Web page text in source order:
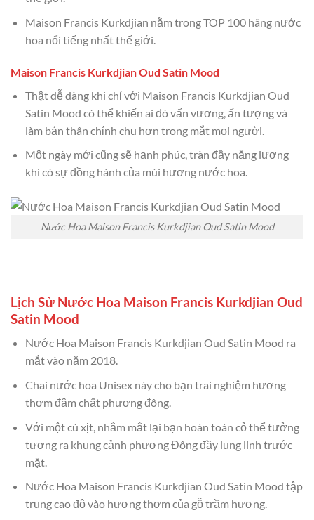
Maison Francis Kurkdjian nằm trong TOP 100 hãng nước
hoa nổi tiếng nhất thế giới.
Maison Francis Kurkdjian Oud Satin Mood
Thật dễ dàng khi chỉ với Maison Francis Kurkdjian Oud
Satin Mood có thể khiến ai đó vấn vương, ấn tượng và
làm bản thân chỉnh chu hơn trong mắt mọi người.
Một ngày mới cũng sẽ hạnh phúc, tràn đầy năng lượng
khi có sự đồng hành của mùi hương nước hoa.
Nước Hoa Maison Francis Kurkdjian Oud Satin Mood
Lịch Sử Nước Hoa Maison Francis Kurkdjian Oud
Satin Mood
Nước Hoa Maison Francis Kurkdjian Oud Satin Mood ra
mắt vào năm 2018.
Chai nước hoa Unisex này cho bạn trai nghiệm hương
thơm đậm chất phương đông.
Với một cú xịt, nhắm mắt lại bạn hoàn toàn cỏ thể tưởng
tượng ra khung cảnh phương Đông đầy lung linh trước
mặt.
Nước Hoa Maison Francis Kurkdjian Oud Satin Mood tập
trung cao độ vào hương thơm của gỗ trầm hương.